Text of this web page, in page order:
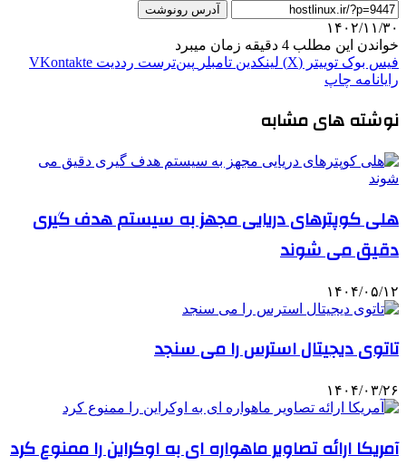
آدرس رونوشت
۱۴۰۲/۱۱/۳۰
خواندن این مطلب 4 دقیقه زمان میبرد
فیس بوک توییتر (X) لینکدین ‫تامبلر ‫پین‌ترست ‫رددیت ‫VKontakte
رایانامه چاپ
نوشته های مشابه
هلی کوپترهای دریایی مجهز به سیستم هدف گیری
دقیق می شوند
۱۴۰۴/۰۵/۱۲
تاتوی دیجیتال استرس را می سنجد
۱۴۰۴/۰۳/۲۶
آمریکا ارائه تصاویر ماهواره ای به اوکراین را ممنوع کرد